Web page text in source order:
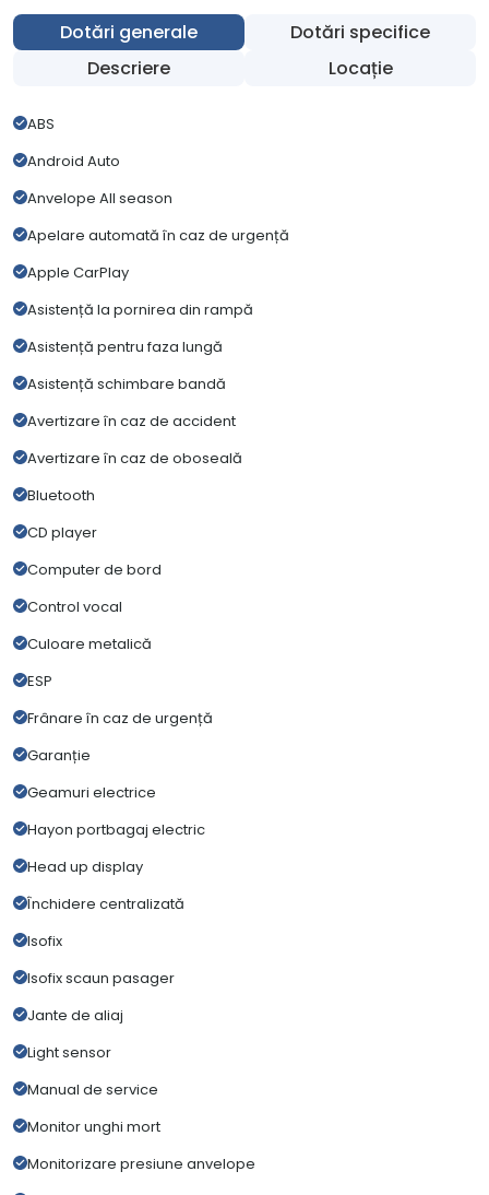
Dotări generale
Dotări specifice
Descriere
Locație
ABS
Android Auto
Anvelope All season
Apelare automată în caz de urgență
Apple CarPlay
Asistență la pornirea din rampă
Asistență pentru faza lungă
Asistență schimbare bandă
Avertizare în caz de accident
Avertizare în caz de oboseală
Bluetooth
CD player
Computer de bord
Control vocal
Culoare metalică
ESP
Frânare în caz de urgență
Garanție
Geamuri electrice
Hayon portbagaj electric
Head up display
Închidere centralizată
Isofix
Isofix scaun pasager
Jante de aliaj
Light sensor
Manual de service
Monitor unghi mort
Monitorizare presiune anvelope